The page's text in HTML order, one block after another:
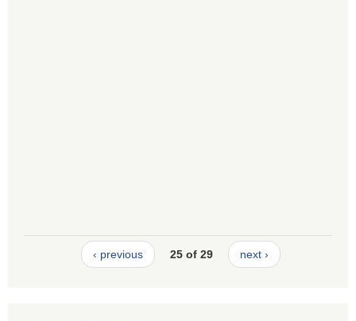
‹ previous 25 of 29 next ›